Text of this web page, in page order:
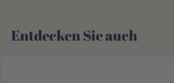
Entdecken Sie auch 🌻